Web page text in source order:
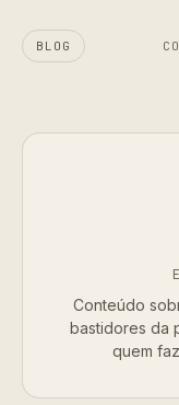
BLOG
Conteúdo
bastidores da
quem